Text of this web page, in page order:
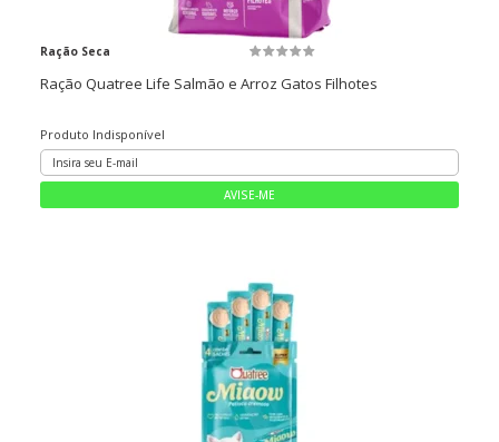
Ração Seca
Ração Quatree Life Salmão e Arroz Gatos Filhotes
Produto Indisponível